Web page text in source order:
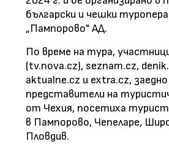
български и чешки
„Пампорово" АД.
По време на тура,
(tv.nova.cz), seznam.cz,
aktualne.cz и extra.cz, заедно
представители на
от Чехия, посетиха
в Пампорово, Чепеларе,
Пловдив.